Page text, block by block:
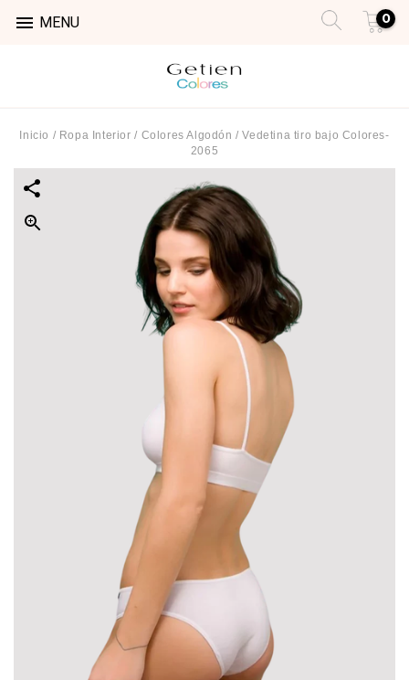
 MENU 0
Inicio / Ropa Interior/ Colores Algodón / Vedetina tiro bajo Colores-
2065